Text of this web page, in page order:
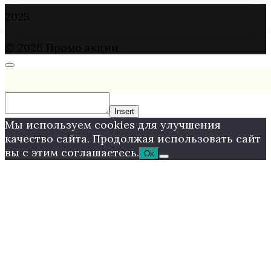
Insert
Мы используем cookies для улучшения
качество сайта. Продолжая использовать сайт
вы с этим соглашаетесь. Ok